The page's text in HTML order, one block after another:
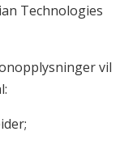
Technologies
vil